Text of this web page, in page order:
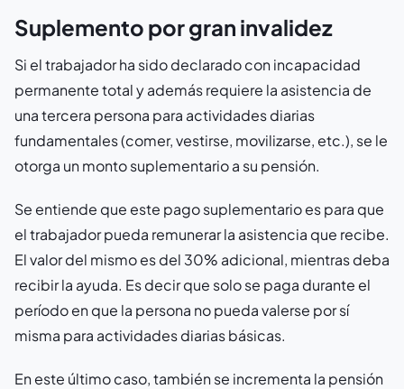
Suplemento por gran invalidez
Si el trabajador ha sido declarado con incapacidad
permanente total y además requiere la asistencia de
una tercera persona para actividades diarias
fundamentales (comer, vestirse, movilizarse, etc.), se le
otorga un monto suplementario a su pensión.
Se entiende que este pago suplementario es para que
el trabajador pueda remunerar la asistencia que recibe.
El valor del mismo es del 30% adicional, mientras deba
recibir la ayuda. Es decir que solo se paga durante el
período en que la persona no pueda valerse por sí
misma para actividades diarias básicas.
En este último caso, también se incrementa la pensión